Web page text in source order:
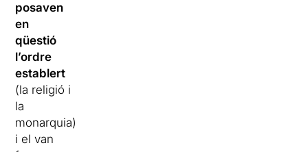
posaven
en
qüestió
l’ordre
establert
(la religió i
la
monarquia)
i el van